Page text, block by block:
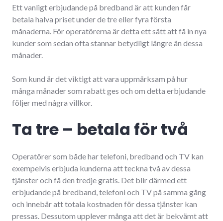
Ett vanligt erbjudande på bredband är att kunden får
betala halva priset under de tre eller fyra första
månaderna. För operatörerna är detta ett sätt att få in nya
kunder som sedan ofta stannar betydligt längre än dessa
månader.
Som kund är det viktigt att vara uppmärksam på hur
många månader som rabatt ges och om detta erbjudande
följer med några villkor.
Ta tre – betala för två
Operatörer som både har telefoni, bredband och TV kan
exempelvis erbjuda kunderna att teckna två av dessa
tjänster och få den tredje gratis. Det blir därmed ett
erbjudande på bredband, telefoni och TV på samma gång
och innebär att totala kostnaden för dessa tjänster kan
pressas. Dessutom upplever många att det är bekvämt att